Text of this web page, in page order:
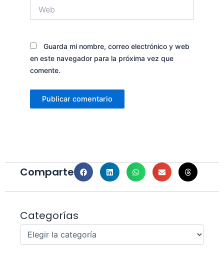
Guarda mi nombre, correo electrónico y web
en este navegador para la próxima vez que
comente.
Comparte
Categorías
Categorías